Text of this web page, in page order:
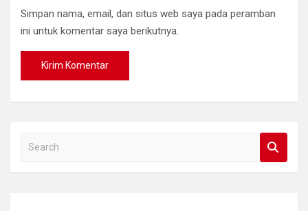
Simpan nama, email, dan situs web saya pada peramban
ini untuk komentar saya berikutnya.
a